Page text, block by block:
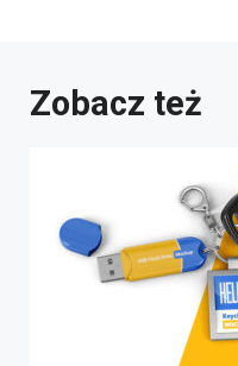
Zobacz też